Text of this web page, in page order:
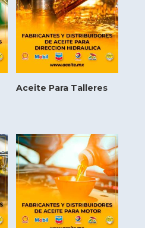
Aceite Para Talleres